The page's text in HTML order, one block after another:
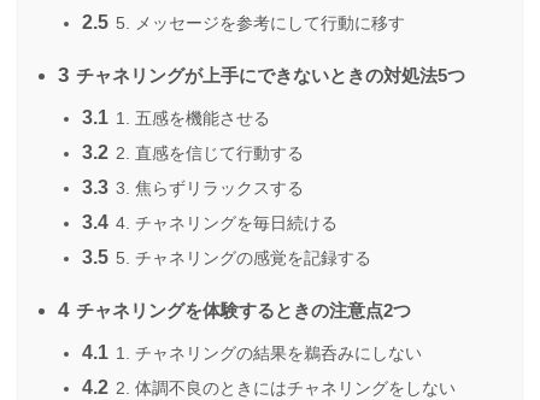
2.5 5. メッセージを参考にして行動に移す
3 チャネリングが上手にできないときの対処法5つ
3.1 1. 五感を機能させる
3.2 2. 直感を信じて行動する
3.3 3. 焦らずリラックスする
3.4 4. チャネリングを毎日続ける
3.5 5. チャネリングの感覚を記録する
4 チャネリングを体験するときの注意点2つ
4.1 1. チャネリングの結果を鵜呑みにしない
4.2 2. 体調不良のときにはチャネリングをしない